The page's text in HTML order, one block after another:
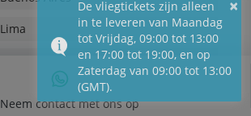
Lima
Neem contact met ons op
×
De vliegtickets zijn alleen
in te leveren van Maandag
tot Vrijdag, 09:00 tot 13:00
en 17:00 tot 19:00, en op
Zaterdag van 09:00 tot 13:00
(GMT).